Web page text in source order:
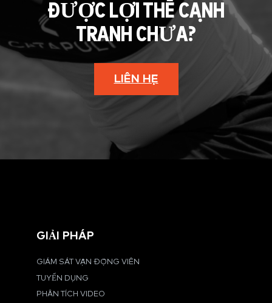
ĐƯỢC LỢI THẾ CẠNH
TRANH CHƯA?
LIÊN HỆ
GIẢI PHÁP
GIÁM SÁT VẬN ĐỘNG VIÊN
TUYỂN DỤNG
PHÂN TÍCH VIDEO